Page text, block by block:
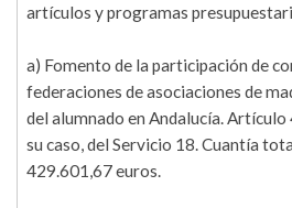
artículos y programas
a) Fomento de la participación de
federaciones de asociaciones de
del alumnado en Andalucía. Artículo
su caso, del Servicio 18. Cuantía
429.601,67 euros.